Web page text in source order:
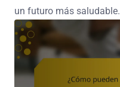
un futuro más saludable.